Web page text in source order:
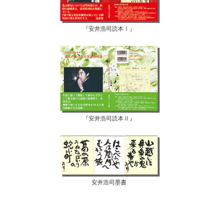
『安井浩司読本Ⅰ』
『安井浩司読本Ⅱ』
安井浩司墨書